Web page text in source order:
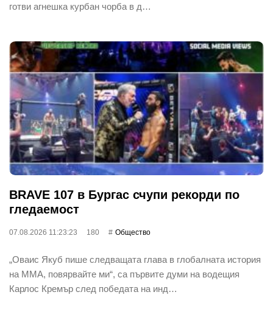
готви агнешка курбан чорба в д…
BRAVE 107 в Бургас счупи рекорди по
гледаемост
07.08.2026 11:23:23 180 Общество
„Оваис Якуб пише следващата глава в глобалната история
на ММА, повярвайте ми“, са първите думи на водещия
Карлос Кремър след победата на инд…